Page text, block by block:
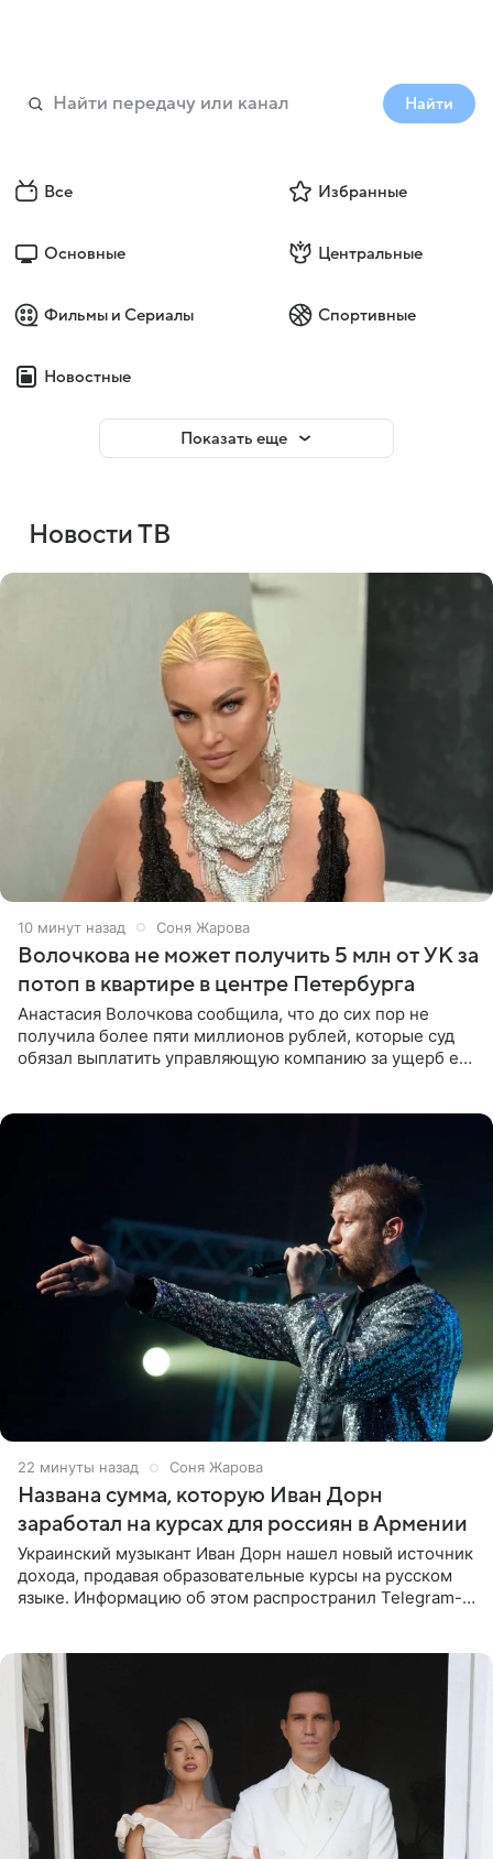
Найти
Все Избранные
Основные Центральные
Фильмы и Сериалы Спортивные
Новостные
Показать еще
Новости ТВ
10 минут назад Соня Жарова
Волочкова не может получить 5 млн от УК за
потоп в квартире в центре Петербурга
Анастасия Волочкова сообщила, что до сих пор не
получила более пяти миллионов рублей, которые суд
обязал выплатить управляющую компанию за ущерб ее
22 минуты назад Соня Жарова
Названа сумма, которую Иван Дорн
заработал на курсах для россиян в Армении
Украинский музыкант Иван Дорн нашел новый источник
дохода, продавая образовательные курсы на русском
языке. Информацию об этом распространил Telegram-